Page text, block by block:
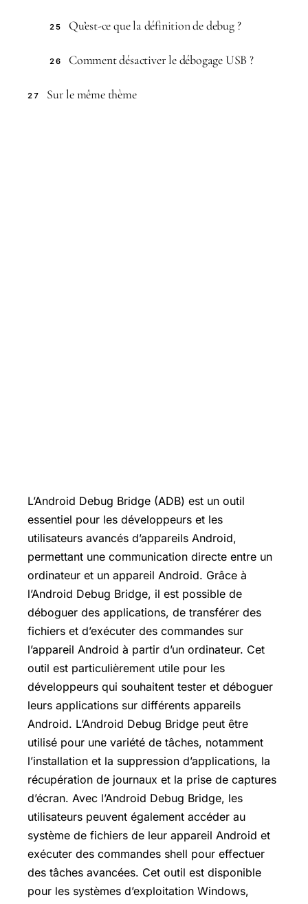
25 Qu’est-ce que la définition de debug ?
26 Comment désactiver le débogage USB ?
27 Sur le même thème
L’Android Debug Bridge (ADB) est un outil
essentiel pour les développeurs et les
utilisateurs avancés d’appareils Android,
permettant une communication directe entre un
ordinateur et un appareil Android. Grâce à
l’Android Debug Bridge, il est possible de
déboguer des applications, de transférer des
fichiers et d’exécuter des commandes sur
l’appareil Android à partir d’un ordinateur. Cet
outil est particulièrement utile pour les
développeurs qui souhaitent tester et déboguer
leurs applications sur différents appareils
Android. L’Android Debug Bridge peut être
utilisé pour une variété de tâches, notamment
l’installation et la suppression d’applications, la
récupération de journaux et la prise de captures
d’écran. Avec l’Android Debug Bridge, les
utilisateurs peuvent également accéder au
système de fichiers de leur appareil Android et
exécuter des commandes shell pour effectuer
des tâches avancées. Cet outil est disponible
pour les systèmes d’exploitation Windows,